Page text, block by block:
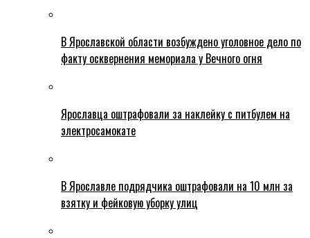
В Ярославской области возбуждено уголовное дело по
факту осквернения мемориала у Вечного огня
Ярославца оштрафовали за наклейку с питбулем на
электросамокате
В Ярославле подрядчика оштрафовали на 10 млн за
взятку и фейковую уборку улиц